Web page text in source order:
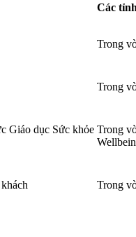
Các
Trong
Trong
Giáo dục Sức khỏe Trong
Trong